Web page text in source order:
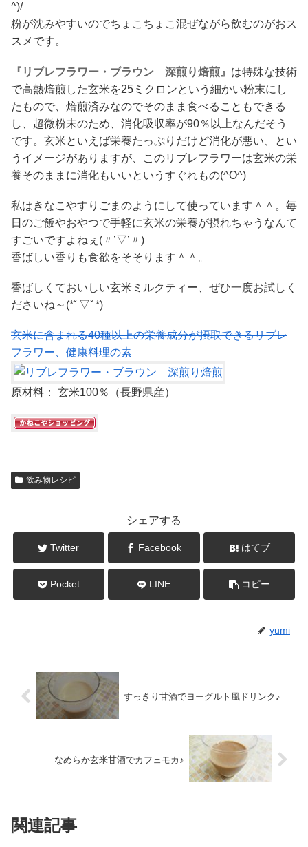
^)/
粉が沈みやすいのでちょこちょこ混ぜながら飲むのがおス
スメです。
『リブレフラワー・ブラウン 深煎り焙煎』 は特殊な技術
で高熱焙煎した玄米を25ミクロンという細かい粉末にし
たもので、焙煎済みなのでそのまま食べることもできる
し、超微粉末のため、消化吸収率が90％以上なんだそう
です。玄米といえば栄養たっぷりだけど消化が悪い、とい
うイメージがありますが、このリブレフラワーは玄米の栄
養そのままに消化もいいというすぐれもの(^O^)
私はきなこやすりごまのようにして使っています＾＾。毎
日のご飯やおやつで手軽に玄米の栄養が摂れちゃうなんて
すごいですよねぇ(〃’▽’〃)
香ばしい香りも食欲をそそります＾＾。
香ばしくておいしい玄米ミルクティー、ぜひ一度お試しく
ださいね～(*ﾟ▽ﾟ*)
玄米に含まれる40種以上の栄養成分が摂取できるリブレ
フラワー、健康料理の素
原材料： 玄米100％（長野県産）
飲み物レシピ
シェアする
Twitter Facebook はてブ
Pocket LINE コピー
yumi
すっきり甘酒でヨーグルト風ドリンク♪
なめらか玄米甘酒でカフェモカ♪
関連記事